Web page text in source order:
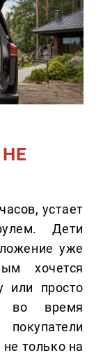
устает
Дети
уже
хочется
или просто
во время
только на